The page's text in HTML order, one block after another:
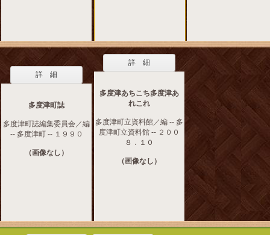
詳 細
多度津町誌
多度津町誌編集委員会／編
-- 多度津町 -- １９９０
（画像なし）
詳 細
多度津あちこち多度津あ
れこれ
多度津町立資料館／編 -- 多
度津町立資料館 -- ２００
８．１０
（画像なし）